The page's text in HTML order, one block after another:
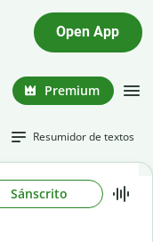
Open App
Premium
Resumidor de textos
Sánscrito